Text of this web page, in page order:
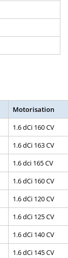
Motorisation
1.6 dCi 160 CV
1.6 dCi 163 CV
1.6 dci 165 CV
1.6 dCi 160 CV
1.6 dCi 120 CV
1.6 dCi 125 CV
1.6 dCi 140 CV
1.6 dCi 145 CV